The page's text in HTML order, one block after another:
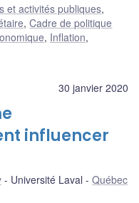
et activités publiques,
,Cadre de politique
, Inflation,
30 janvier 2020
influencer
Université Laval
Québec